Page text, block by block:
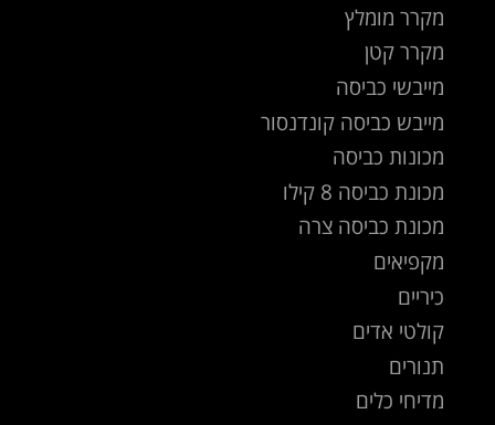
מקרר מומלץ
מקרר קטן
מייבשי כביסה
מייבש כביסה קונדנסור
מכונות כביסה
מכונת כביסה 8 קילו
מכונת כביסה צרה
מקפיאים
כיריים
קולטי אדים
תנורים
מדיחי כלים